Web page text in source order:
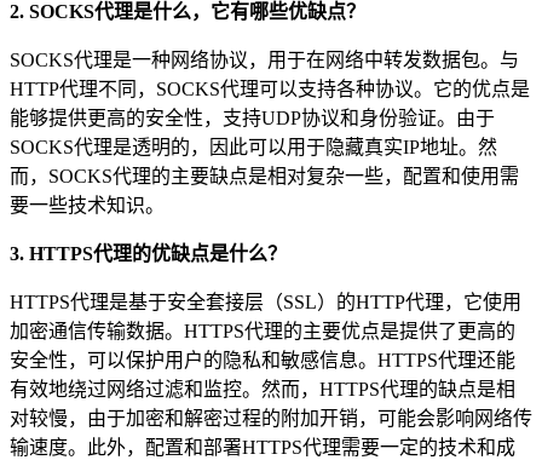
2. SOCKS代理是什么，它有哪些优缺点？
SOCKS代理是一种网络协议，用于在网络中转发数据包。与
HTTP代理不同，SOCKS代理可以支持各种协议。它的优点是
能够提供更高的安全性，支持UDP协议和身份验证。由于
SOCKS代理是透明的，因此可以用于隐藏真实IP地址。然
而，SOCKS代理的主要缺点是相对复杂一些，配置和使用需
要一些技术知识。
3. HTTPS代理的优缺点是什么？
HTTPS代理是基于安全套接层（SSL）的HTTP代理，它使用
加密通信传输数据。HTTPS代理的主要优点是提供了更高的
安全性，可以保护用户的隐私和敏感信息。HTTPS代理还能
有效地绕过网络过滤和监控。然而，HTTPS代理的缺点是相
对较慢，由于加密和解密过程的附加开销，可能会影响网络传
输速度。此外，配置和部署HTTPS代理需要一定的技术和成